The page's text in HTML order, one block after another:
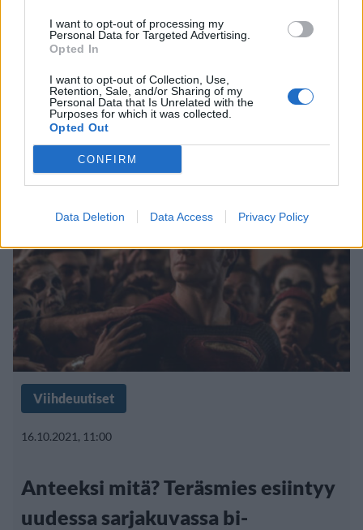
I want to opt-out of processing my
Personal Data for Targeted Advertising.
Opted In
I want to opt-out of Collection, Use,
Retention, Sale, and/or Sharing of my
Personal Data that Is Unrelated with the
Purposes for which it was collected.
Opted Out
CONFIRM
Data Deletion Data Access Privacy Policy
15.12.2022, 23:00
Henry Cavill sai potkut
Teräsmiehen roolista – tilalle
nuorempi tähti
Viihdeuutiset
16.10.2021, 11:00
Anteeksi mitä? Teräsmies esiintyy
uudessa sarjakuvassa bi-